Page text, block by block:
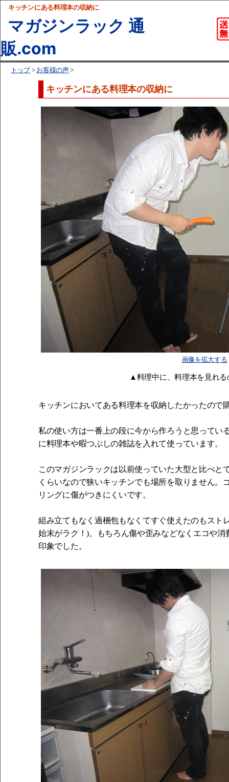
キッチンにある料理本の収納に
マガジンラック 通
販.com
トップ> お客様の声>
キッチンにある料理本の収納に
画像を拡大する
▲料理中に、料理本を見れる
キッチンにおいてある料理本を収納したかったので
私の使い方は一番上の段に今から作ろうと思ってい
に料理本や暇つぶしの雑誌を入れて使っています。
このマガジンラックは以前使っていた大型と比べと
くらいなので狭いキッチンでも場所を取りません。
リングに傷がつきにくいです。
組み立てもなく過梱包もなくてすぐ使えたのもスト
始末がラク！)。もちろん傷や歪みなどなくエコや
印象でした。